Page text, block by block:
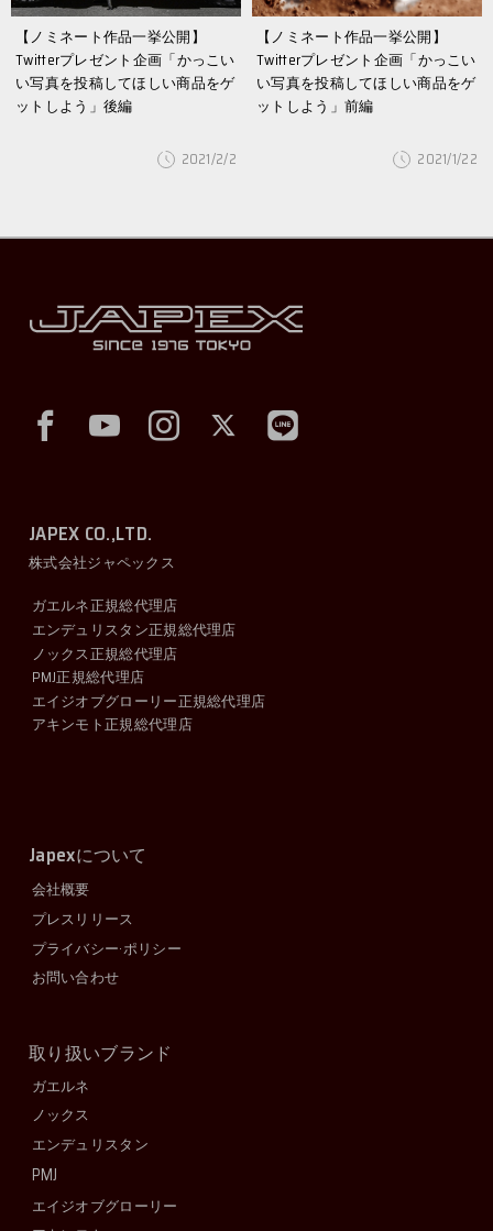
【ノミネート作品一挙公開】
Twitterプレゼント企画「かっこい
い写真を投稿してほしい商品をゲ
ットしよう」後編
2021/2/2
【ノミネート作品一挙公開】
Twitterプレゼント企画「かっこい
い写真を投稿してほしい商品をゲ
ットしよう」前編
2021/1/22
JAPEX CO.,LTD.
株式会社ジャペックス
ガエルネ正規総代理店
エンデュリスタン正規総代理店
ノックス正規総代理店
PMJ正規総代理店
エイジオブグローリー正規総代理店
アキンモト正規総代理店
Japexについて
会社概要
プレスリリース
プライバシー·ポリシー
お問い合わせ
取り扱いブランド
ガエルネ
ノックス
エンデュリスタン
PMJ
エイジオブグローリー